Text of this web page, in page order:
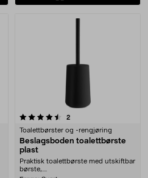
2anmeldelser
Toalettbørster og -rengjøring
Beslagsboden toalettbørste
plast
Praktisk toalettbørste med utskiftbar
børste,....